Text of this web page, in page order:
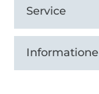
Service